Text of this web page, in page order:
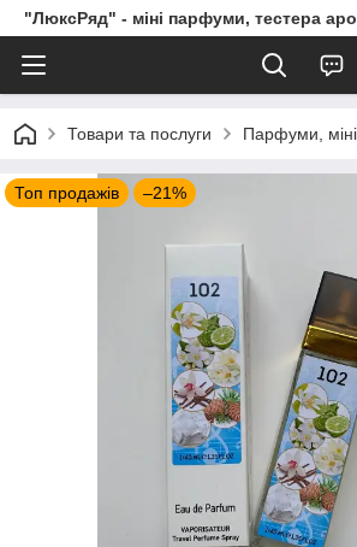
"ЛюксРяд" - міні парфуми, тестера
Товари та послуги Парфуми,
Топ продажів –21%